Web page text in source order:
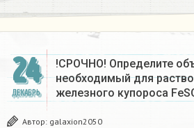
24
ДЕКАБРЬ
!СРОЧНО! Определите
необходимый для
железного купороса
Автор: galaxion2050